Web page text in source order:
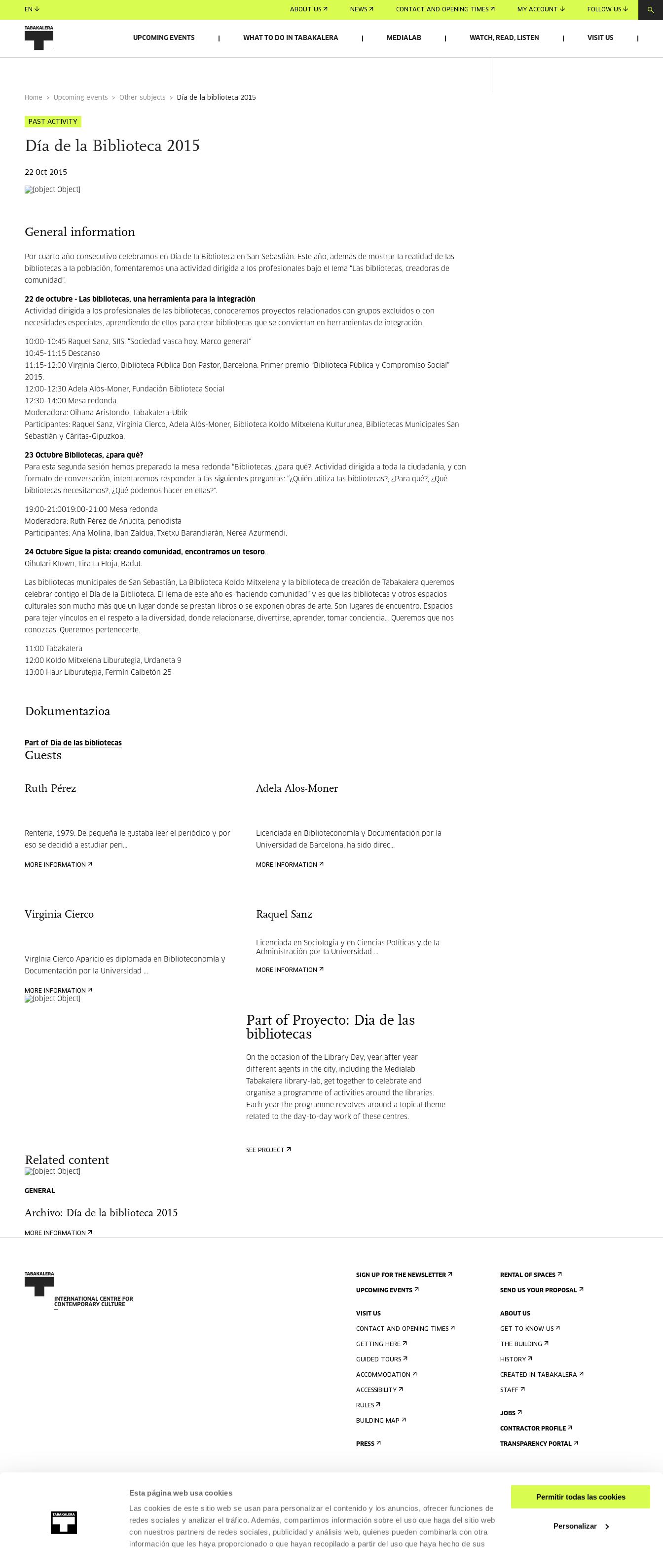
Esta página web usa cookies
Las cookies de este sitio web se usan para personalizar el contenido y los anuncios, ofrecer funciones de
redes sociales y analizar el tráfico. Además, compartimos información sobre el uso que haga del sitio web
con nuestros partners de redes sociales, publicidad y análisis web, quienes pueden combinarla con otra
información que les haya proporcionado o que hayan recopilado a partir del uso que haya hecho de sus
Permitir todas las cookies
Personalizar
EN ABOUT US NEWS CONTACT AND OPENING TIMES MY ACCOUNT FOLLOW US
UPCOMING EVENTS WHAT TO DO IN TABAKALERA MEDIALAB WATCH, READ, LISTEN VISIT US
Home Upcoming events Other subjects día de la biblioteca 2015
PAST ACTIVITY
Día de la Biblioteca 2015
22 Oct 2015
General information
Por cuarto año consecutivo celebramos en Día de la Biblioteca en San Sebastián. Este año, además de mostrar la realidad de las
bibliotecas a la población, fomentaremos una actividad dirigida a los profesionales bajo el lema “Las bibliotecas, creadoras de
comunidad”.
22 de octubre - Las bibliotecas, una herramienta para la integración
Actividad dirigida a los profesionales de las bibliotecas, conoceremos proyectos relacionados con grupos excluidos o con
necesidades especiales, aprendiendo de ellos para crear bibliotecas que se conviertan en herramientas de integración.
10:00-10:45 Raquel Sanz, SIIS. “Sociedad vasca hoy. Marco general”
10:45-11:15 Descanso
11:15-12:00 Virginia Cierco, Biblioteca Pública Bon Pastor, Barcelona. Primer premio “Biblioteca Pública y Compromiso Social”
2015.
12:00-12:30 Adela Alòs-Moner, Fundación Biblioteca Social
12:30-14:00 Mesa redonda
Moderadora: Oihana Aristondo, Tabakalera-Ubik
Participantes: Raquel Sanz, Virginia Cierco, Adela Alòs-Moner, Biblioteca Koldo Mitxelena Kulturunea, Bibliotecas Municipales San
Sebastián y Cáritas-Gipuzkoa.
23 Octubre Bibliotecas, ¿para qué?
Para esta segunda sesión hemos preparado la mesa redonda “Bibliotecas, ¿para qué?. Actividad dirigida a toda la ciudadanía, y con
formato de conversación, intentaremos responder a las siguientes preguntas: “¿Quién utiliza las bibliotecas?, ¿Para qué?, ¿Qué
bibliotecas necesitamos?, ¿Qué podemos hacer en ellas?”.
19:00­-21:0019:00-21:00 Mesa redonda
Moderadora: Ruth Pérez de Anucita, periodista
Participantes: Ana Molina, Iban Zaldua, Txetxu Barandiarán, Nerea Azurmendi.
24 Octubre Sigue la pista: creando comunidad, encontramos un tesoro.
Oihulari Klown, Tira ta Floja, Badut.
Las bibliotecas municipales de San Sebastián, La Biblioteca Koldo Mitxelena y la biblioteca de creación de Tabakalera queremos
celebrar contigo el Día de la Biblioteca. El lema de este año es “haciendo comunidad” y es que las bibliotecas y otros espacios
culturales son mucho más que un lugar donde se prestan libros o se exponen obras de arte. Son lugares de encuentro. Espacios
para tejer vínculos en el respeto a la diversidad, donde relacionarse, divertirse, aprender, tomar conciencia… Queremos que nos
conozcas. Queremos pertenecerte.
11:00 Tabakalera
12:00 Koldo Mitxelena Liburutegia, Urdaneta 9
13:00 Haur Liburutegia, Fermín Calbetón 25
Dokumentazioa
Part of Dia de las bibliotecas
Guests
Ruth Pérez
Renteria, 1979. De pequeña le gustaba leer el periódico y por
eso se decidió a estudiar peri...
MORE INFORMATION
Adela Alos-Moner
Licenciada en Biblioteconomía y Documentación por la
Universidad de Barcelona, ha sido direc...
MORE INFORMATION
Virginia Cierco
Virgínia Cierco Aparicio es diplomada en Biblioteconomía y
Documentación por la Universidad ...
MORE INFORMATION
Raquel Sanz
Licenciada en Sociología y en Ciencias Políticas y de la
Administración por la Universidad ...
MORE INFORMATION
Part of Proyecto: Dia de las
bibliotecas
On the occasion of the Library Day, year after year
different agents in the city, including the Medialab
Tabakalera library-lab, get together to celebrate and
organise a programme of activities around the libraries.
Each year the programme revolves around a topical theme
related to the day-to-day work of these centres.
SEE PROJECT
Related content
GENERAL
Archivo: Día de la biblioteca 2015
MORE INFORMATION
SIGN UP FOR THE NEWSLETTER
UPCOMING EVENTS
VISIT US
CONTACT AND OPENING TIMES
GETTING HERE
GUIDED TOURS
ACCOMMODATION
ACCESSIBILITY
RULES
BUILDING MAP
PRESS
RENTAL OF SPACES
SEND US YOUR PROPOSAL
ABOUT US
GET TO KNOW US
THE BUILDING
HISTORY
CREATED IN TABAKALERA
STAFF
JOBS
CONTRACTOR PROFILE
TRANSPARENCY PORTAL